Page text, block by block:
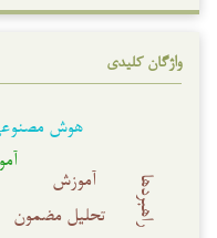
واژگان کلیدی
تحلیل مضمون
آموزش
هوش
راهبردها